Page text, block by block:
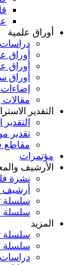
أوراق علمية
أوراق
أوراق
أوراق
مقالات
التقدير
تقدير
مقاطع
مؤتمرات
الأرشيف
نشرة
أرشيف
سلسلة
سلسلة
المزيد
سلسلة
سلسلة
دراسات